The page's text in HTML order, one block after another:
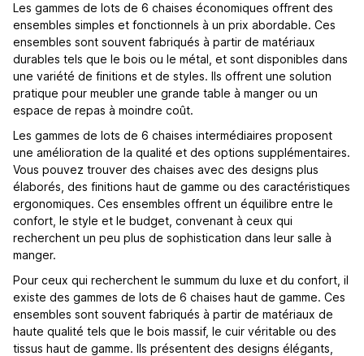
Les gammes de lots de 6 chaises économiques offrent des
ensembles simples et fonctionnels à un prix abordable. Ces
ensembles sont souvent fabriqués à partir de matériaux
durables tels que le bois ou le métal, et sont disponibles dans
une variété de finitions et de styles. Ils offrent une solution
pratique pour meubler une grande table à manger ou un
espace de repas à moindre coût.
Les gammes de lots de 6 chaises intermédiaires proposent
une amélioration de la qualité et des options supplémentaires.
Vous pouvez trouver des chaises avec des designs plus
élaborés, des finitions haut de gamme ou des caractéristiques
ergonomiques. Ces ensembles offrent un équilibre entre le
confort, le style et le budget, convenant à ceux qui
recherchent un peu plus de sophistication dans leur salle à
manger.
Pour ceux qui recherchent le summum du luxe et du confort, il
existe des gammes de lots de 6 chaises haut de gamme. Ces
ensembles sont souvent fabriqués à partir de matériaux de
haute qualité tels que le bois massif, le cuir véritable ou des
tissus haut de gamme. Ils présentent des designs élégants,